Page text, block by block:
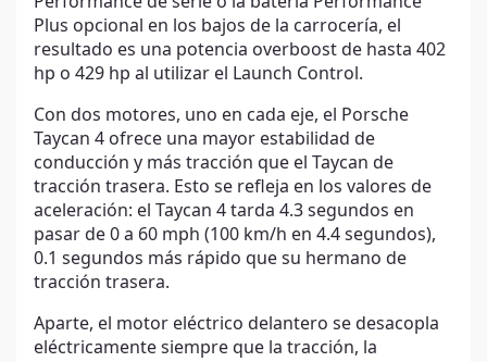
Plus opcional en los bajos de la carrocería, el
resultado es una potencia overboost de hasta 402
hp o 429 hp al utilizar el Launch Control.
Con dos motores, uno en cada eje, el Porsche
Taycan 4 ofrece una mayor estabilidad de
conducción y más tracción que el Taycan de
tracción trasera. Esto se refleja en los valores de
aceleración: el Taycan 4 tarda 4.3 segundos en
pasar de 0 a 60 mph (100 km/h en 4.4 segundos),
0.1 segundos más rápido que su hermano de
tracción trasera.
Aparte, el motor eléctrico delantero se desacopla
eléctricamente siempre que la tracción, la